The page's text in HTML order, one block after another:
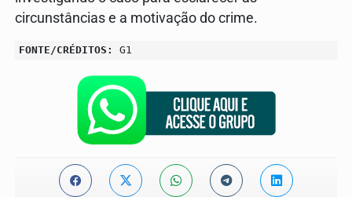
circunstâncias e a motivação do crime.
FONTE/CRÉDITOS: G1